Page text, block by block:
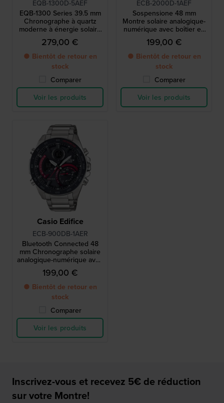
EQB-1300D-5AEF
EQB-1300 Series 39.5 mm
Chronographe à quartz
moderne à énergie solaire
avec liaison smartphone
279,00 €
● Bientôt de retour en
stock
Comparer
Voir les produits
ECB-2000D-1AEF
Sospensione 48 mm
Montre solaire analogique-
numérique avec boîtier en
carbone et Bluetooth
199,00 €
● Bientôt de retour en
stock
Comparer
Voir les produits
Casio Edifice
ECB-900DB-1AER
Bluetooth Connected 48
mm Chronographe solaire
analogique-numérique avec
lien smartphone
199,00 €
● Bientôt de retour en
stock
Comparer
Voir les produits
Inscrivez-vous et recevez 5€ de réduction
sur votre Montre!